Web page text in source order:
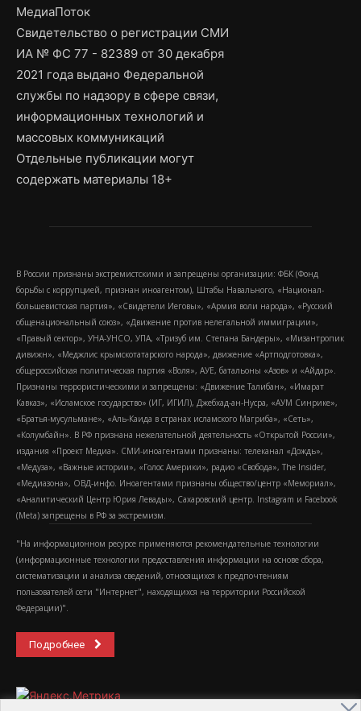
МедиаПоток
Свидетельство о регистрации СМИ
ИА № ФС 77 - 82389 от 30 декабря
2021 года выдано Федеральной
службы по надзору в сфере связи,
информационных технологий и
массовых коммуникаций
Отдельные публикации могут
содержать материалы 18+
В России признаны экстремистскими и запрещены организации: ФБК (Фонд
борьбы с коррупцией, признан иноагентом), Штабы Навального, «Национал-
большевистская партия», «Свидетели Иеговы», «Армия воли народа», «Русский
общенациональный союз», «Движение против нелегальной иммиграции»,
«Правый сектор», УНА-УНСО, УПА, «Тризуб им. Степана Бандеры», «Мизантропик
дивижн», «Меджлис крымскотатарского народа», движение «Артподготовка»,
общероссийская политическая партия «Воля», АУЕ, батальоны «Азов» и «Айдар».
Признаны террористическими и запрещены: «Движение Талибан», «Имарат
Кавказ», «Исламское государство» (ИГ, ИГИЛ), Джебхад-ан-Нусра, «АУМ Синрике»,
«Братья-мусульмане», «Аль-Каида в странах исламского Магриба», «Сеть»,
«Колумбайн». В РФ признана нежелательной деятельность «Открытой России»,
издания «Проект Медиа». СМИ-иноагентами признаны: телеканал «Дождь»,
«Медуза», «Важные истории», «Голос Америки», радио «Свобода», The Insider,
«Медиазона», ОВД-инфо. Иноагентами признаны общество/центр «Мемориал»,
«Аналитический Центр Юрия Левады», Сахаровский центр. Instagram и Facebook
(Metа) запрещены в РФ за экстремизм.
"На информационном ресурсе применяются рекомендательные технологии
(информационные технологии предоставления информации на основе сбора,
систематизации и анализа сведений, относящихся к предпочтениям
пользователей сети "Интернет", находящихся на территории Российской
Федерации)".
Подробнее